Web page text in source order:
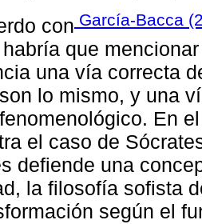
con García-Bacca
que
una vía correcta
lo mismo, y una
En
el caso de
defiende una
la filosofía sofista
según el